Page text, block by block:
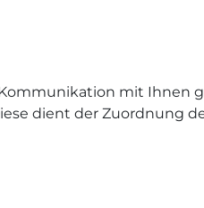
mit Ihnen
dient der Zuordnung